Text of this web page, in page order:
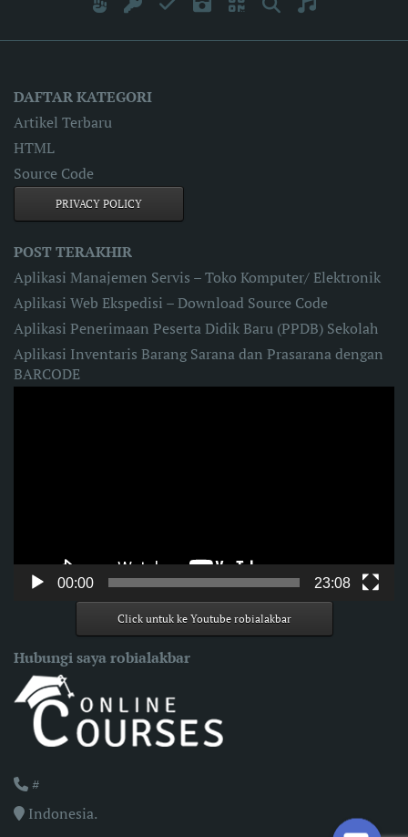
DAFTAR KATEGORI
Artikel Terbaru
HTML
Source Code
PRIVACY POLICY
POST TERAKHIR
Aplikasi Manajemen Servis – Toko Komputer/ Elektronik
Aplikasi Web Ekspedisi – Download Source Code
Aplikasi Penerimaan Peserta Didik Baru (PPDB) Sekolah
Aplikasi Inventaris Barang Sarana dan Prasarana dengan
BARCODE
00:00 23:08
Click untuk ke Youtube robialakbar
Hubungi saya robialakbar
#
Indonesia.